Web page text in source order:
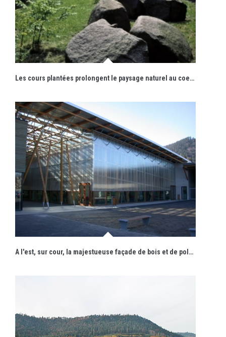
Les cours plantées prolongent le paysage naturel au coeur de l'édifice.
A l'est, sur cour, la majestueuse façade de bois et de polycarbonate s'ouvre par un haut passage et sa forêt de poteaux.